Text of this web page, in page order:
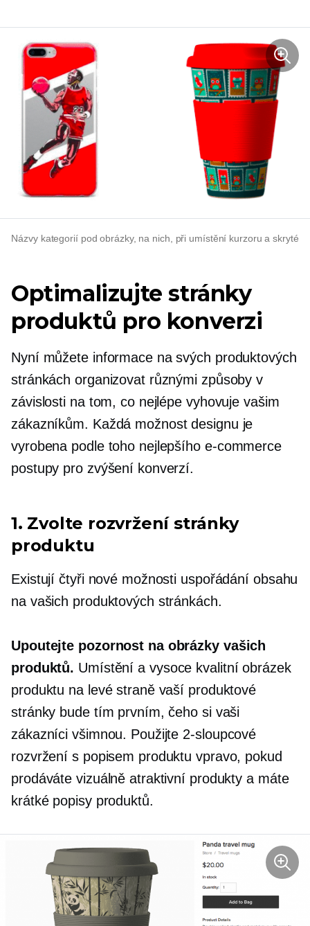
Názvy kategorií pod obrázky, na nich, při umístění kurzoru a skryté
Optimalizujte stránky
produktů pro konverzi
Nyní můžete informace na svých produktových
stránkách organizovat různými způsoby v
závislosti na tom, co nejlépe vyhovuje vašim
zákazníkům. Každá možnost designu je
vyrobena podle toho nejlepšího e-commerce
postupy pro zvýšení konverzí.
1. Zvolte rozvržení stránky
produktu
Existují čtyři nové možnosti uspořádání obsahu
na vašich produktových stránkách.
Upoutejte pozornost na obrázky vašich
produktů. Umístění a vysoce kvalitníobrázek
produktu na levé straně vaší produktové
stránky bude tím prvním, čeho si vaši
zákazníci všimnou. Použijte 2-sloupcové
rozvržení s popisem produktu vpravo, pokud
prodáváte vizuálně atraktivní produkty a máte
krátké popisy produktů.